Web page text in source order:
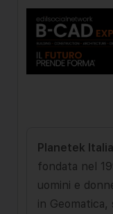
Planetek Italia
fondata nel
uomini e
in